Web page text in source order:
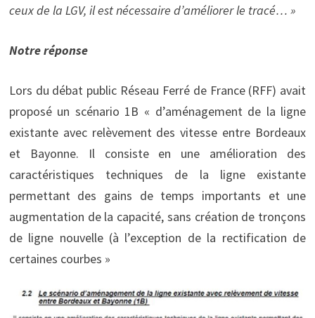
ceux de la LGV, il est nécessaire d’améliorer le tracé… »
Notre réponse
Lors du débat public Réseau Ferré de France (RFF) avait
proposé un scénario 1B « d’aménagement de la ligne
existante avec relèvement des vitesse entre Bordeaux
et Bayonne. Il consiste en une amélioration des
caractéristiques techniques de la ligne existante
permettant des gains de temps importants et une
augmentation de la capacité, sans création de tronçons
de ligne nouvelle (à l’exception de la rectification de
certaines courbes »